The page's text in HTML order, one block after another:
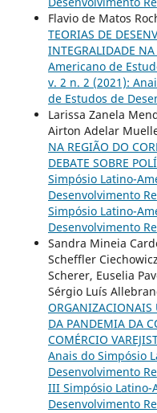
Flavio de Matos
TEORIAS DE
INTEGRALIDADE NA
Americano de
v. 2 n. 2 (2021):
de Estudos de
Larissa Zanela
Airton Adelar
NA REGIÃO DO
DEBATE SOBRE
Simpósio Latino-
Desenvolvimento
Simpósio Latino-
Desenvolvimento
Sandra Mineia
Scheffler
Scherer, Euselia
Sérgio Luís
ORGANIZACIONAIS
DA PANDEMIA DA
COMÉRCIO
Anais do Simpósio
Desenvolvimento
III Simpósio Latino-
Desenvolvimento